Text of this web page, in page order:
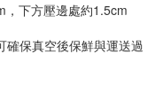
，下方壓邊處約1.5cm
確保真空後保鮮與運送過